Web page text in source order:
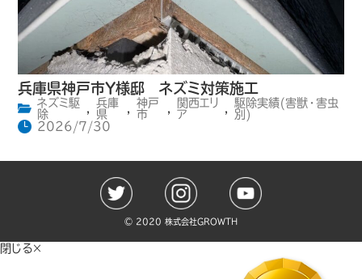
兵庫県神戸市Y様邸 ネズミ対策施工
ネズミ駆
除
,
兵庫
県
,
神戸
市
,
関西エリ
ア
,
駆除実績(害獣・害虫
別)
2026/7/30
©️ 2020 株式会社GROWTH
閉じる×